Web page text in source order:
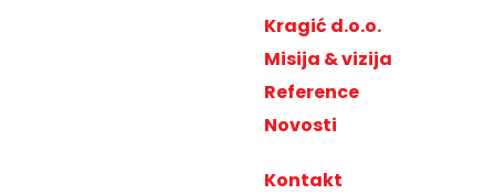
Kragić d.o.o.
Misija & vizija
Reference
Novosti
Kontakt